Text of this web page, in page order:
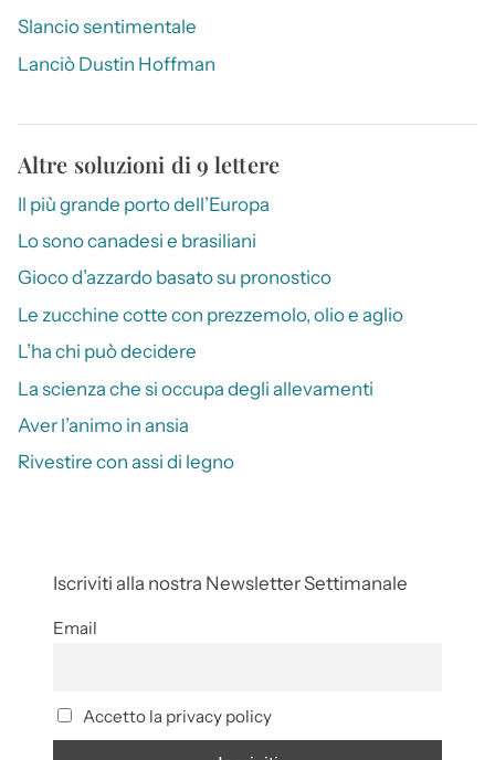
Slancio sentimentale
Lanciò Dustin Hoffman
Altre soluzioni di 9 lettere
Il più grande porto dell’Europa
Lo sono canadesi e brasiliani
Gioco d’azzardo basato su pronostico
Le zucchine cotte con prezzemolo, olio e aglio
L’ha chi può decidere
La scienza che si occupa degli allevamenti
Aver l’animo in ansia
Rivestire con assi di legno
Iscriviti alla nostra Newsletter Settimanale
Email
Accetto la privacy policy